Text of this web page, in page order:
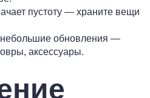
пустоту — храните вещи
небольшие обновления —
аксессуары.